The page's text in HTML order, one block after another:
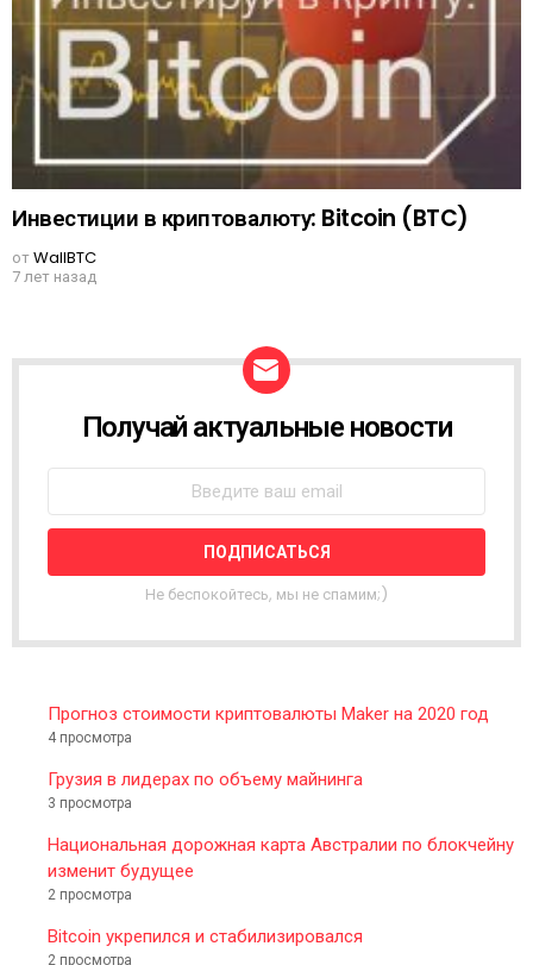
Инвестиции в криптовалюту: Bitcoin (BTC)
отWallBTC
7 лет назад
W
L
T
R
Получай актуальные новости
Не беспокойтесь, мы не спамим;)
Прогноз стоимости криптовалюты Maker на 2020 год
4 просмотра
Грузия в лидерах по объему майнинга
3 просмотра
Национальная дорожная карта Австралии по блокчейну
изменит будущее
2 просмотра
Bitcoin укрепился и стабилизировался
2 просмотра